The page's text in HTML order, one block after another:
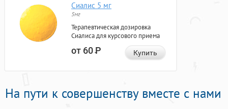
Сиалис 5 мг
5мг
Терапевтическая дозировка
Сиалиса для курсового приема
от 60Р Купить
На пути к совершенству вместе с нами